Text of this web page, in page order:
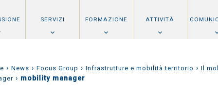
SERVIZI FORMAZIONE ATTIVITÀ
› News › Focus Group › Infrastrutture e mobilità territorio › Il
› mobility manager